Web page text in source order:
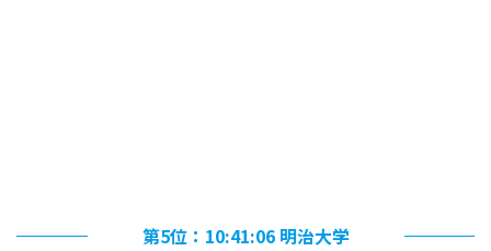
第5位：10:41:06 明治大学